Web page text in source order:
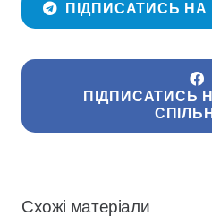
ПІДПИСАТИСЬ НА
ПІДПИСАТИСЬ
Схожі матеріали